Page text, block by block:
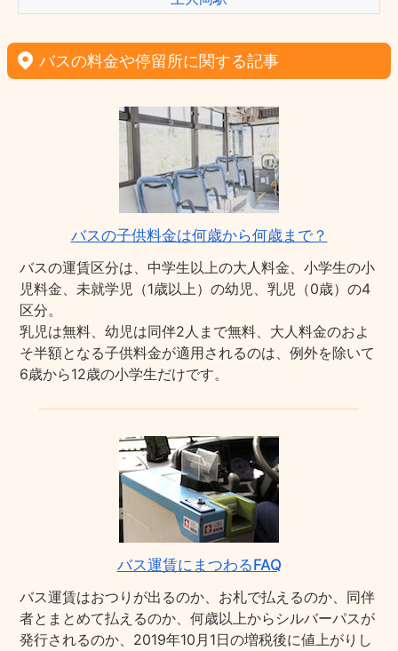
バスの料金や停留所に関する記事
バスの子供料金は何歳から何歳まで？
バスの運賃区分は、中学生以上の大人料金、小学生の小
児料金、未就学児（1歳以上）の幼児、乳児（0歳）の4
区分。
乳児は無料、幼児は同伴2人まで無料、大人料金のおよ
そ半額となる子供料金が適用されるのは、例外を除いて
6歳から12歳の小学生だけです。
バス運賃にまつわるFAQ
バス運賃はおつりが出るのか、お札で払えるのか、同伴
者とまとめて払えるのか、何歳以上からシルバーパスが
発行されるのか、2019年10月1日の増税後に値上がりし